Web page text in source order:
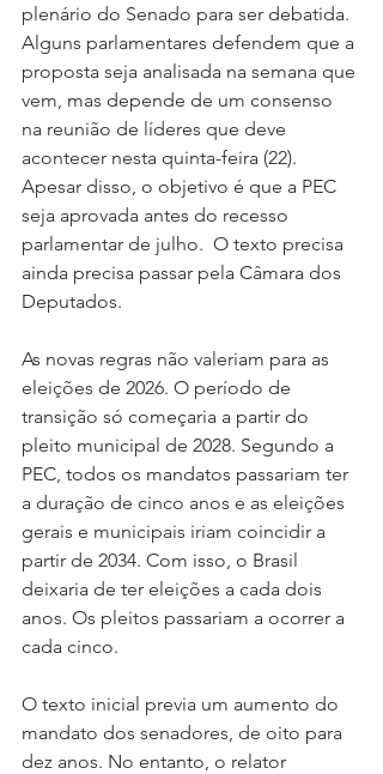
plenário do Senado para ser debatida.
Alguns parlamentares defendem que a
proposta seja analisada na semana que
vem, mas depende de um consenso
na reunião de líderes que deve
acontecer nesta quinta-feira (22).
Apesar disso, o objetivo é que a PEC
seja aprovada antes do recesso
parlamentar de julho.  O texto precisa
ainda precisa passar pela Câmara dos
Deputados.
As novas regras não valeriam para as
eleições de 2026. O período de
transição só começaria a partir do
pleito municipal de 2028. Segundo a
PEC, todos os mandatos passariam ter
a duração de cinco anos e as eleições
gerais e municipais iriam coincidir a
partir de 2034. Com isso, o Brasil
deixaria de ter eleições a cada dois
anos. Os pleitos passariam a ocorrer a
cada cinco.
O texto inicial previa um aumento do
mandato dos senadores, de oito para
dez anos. No entanto, o relator